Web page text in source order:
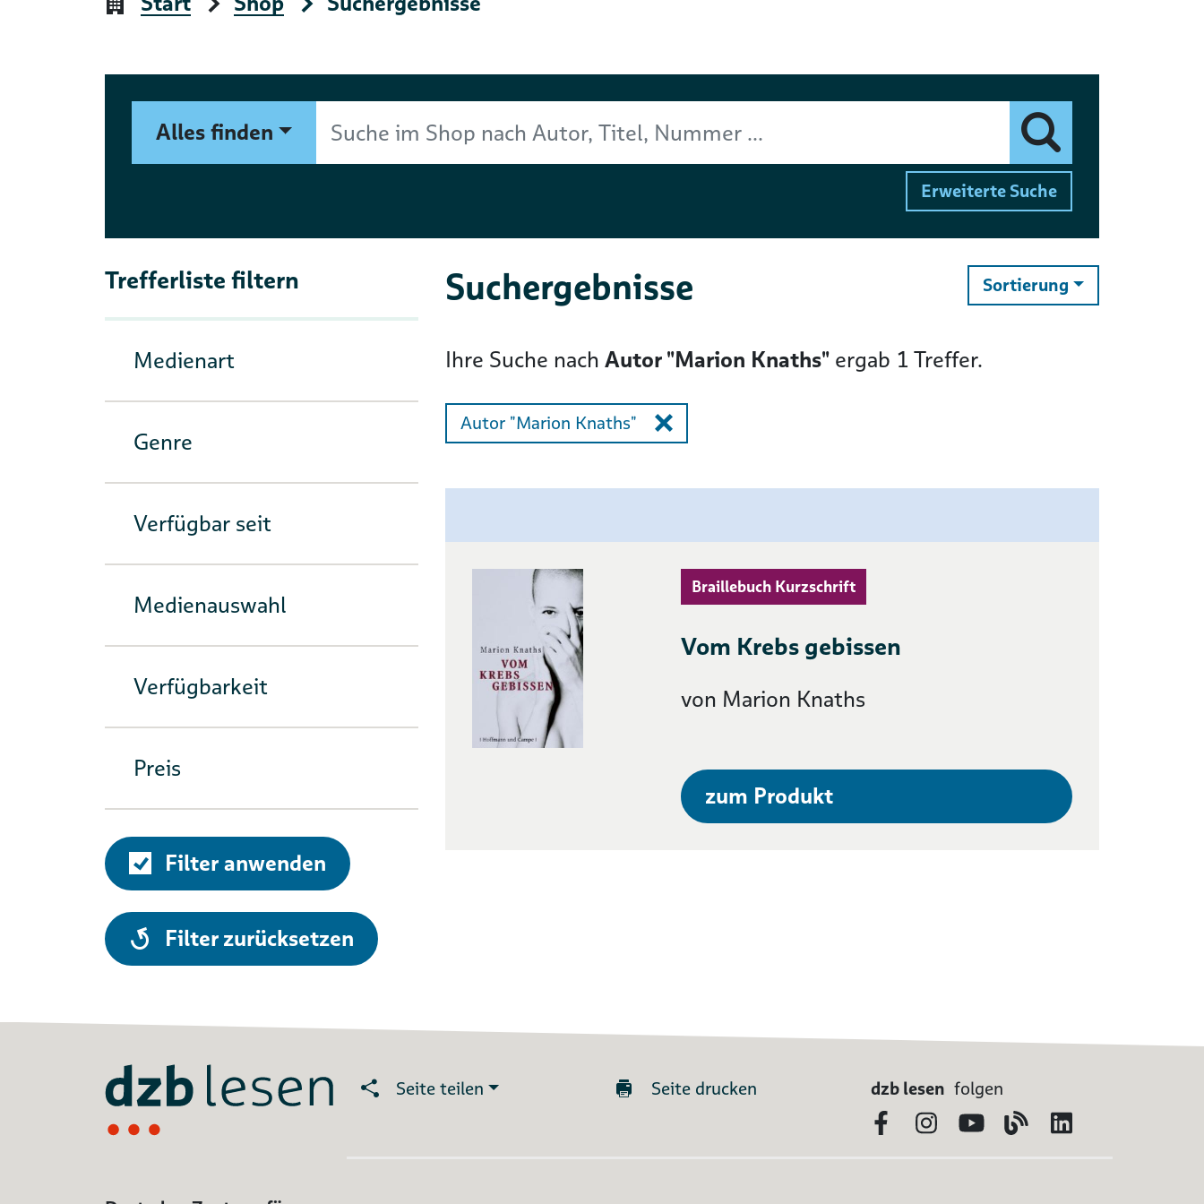
Suchformular
Alles finden
Suche im Shop nach Autor, Titel, Nummer ...
Erweiterte Suche
Trefferliste filtern
Medienart
Genre
Verfügbar seit
Medienauswahl
Verfügbarkeit
Preis
Filter anwenden
alle
Filter zurücksetzen
Suchergebnisse Sortierungändern
Ihre Suche nach Autor "Marion Knaths" ergab 1 Treffer.
Autor "Marion Knaths"
Braillebuch Kurzschrift
Vom Krebs gebissen
von Marion Knaths
zum Produkt
Seite teilen Seite drucken dzb lesen folgen
FacebookInstagram
YouTubeBlog